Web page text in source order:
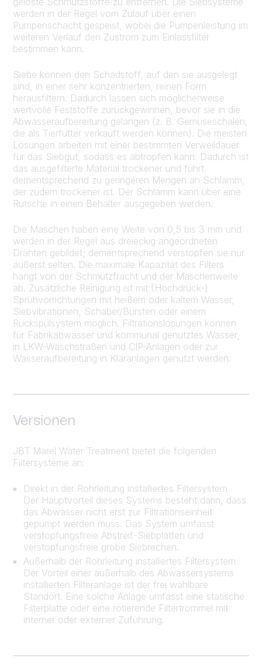
werden in der Regel vom Zulauf über einen
Pumpenschacht gespeist, wobei die Pumpenleistung im
weiteren Verlauf den Zustrom zum Einlassfilter
bestimmen kann.
Siebe können den Schadstoff, auf den sie ausgelegt
sind, in einer sehr konzentrierten, reinen Form
herausfiltern. Dadurch lassen sich möglicherweise
wertvolle Feststoffe zurückgewinnen, bevor sie in die
Abwasseraufbereitung gelangen (z. B. Gemüseschalen,
die als Tierfutter verkauft werden können). Die meisten
Lösungen arbeiten mit einer bestimmten Verweildauer
für das Siebgut, sodass es abtropfen kann. Dadurch ist
das ausgefilterte Material trockener und führt
dementsprechend zu geringeren Mengen an Schlamm,
der zudem trockener ist. Der Schlamm kann über eine
Rutsche in einen Behälter ausgegeben werden.
Die Maschen haben eine Weite von 0,5 bis 3 mm und
werden in der Regel aus dreieckig angeordneten
Drähten gebildet; dementsprechend verstopfen sie nur
äußerst selten. Die maximale Kapazität des Filters
hängt von der Schmutzfracht und der Maschenweite
ab. Zusätzliche Reinigung ist mit (Hochdruck-)
Sprühvorrichtungen mit heißem oder kaltem Wasser,
Siebvibrationen, Schaber/Bürsten oder einem
Rückspülsystem möglich. Filtrationslösungen können
für Fabrikabwässer und kommunal genutztes Wasser,
in LKW-Waschstraßen und CIP-Anlagen oder zur
Wasseraufbereitung in Kläranlagen genutzt werden.
Versionen
JBT Marel Water Treatment bietet die folgenden
Filtersysteme an:
Direkt in der Rohrleitung installiertes Filtersystem
Der Hauptvorteil dieses Systems besteht darin, dass
das Abwasser nicht erst zur Filtrationseinheit
gepumpt werden muss. Das System umfasst
verstopfungsfreie Abstreif-Siebplatten und
verstopfungsfreie grobe Siebrechen.
Außerhalb der Rohrleitung installiertes Filtersystem
Der Vorteil einer außerhalb des Abwassersystems
installierten Filteranlage ist der frei wählbare
Standort. Eine solche Anlage umfasst eine statische
Filterplatte oder eine rotierende Filtertrommel mit
interner oder externer Zuführung.